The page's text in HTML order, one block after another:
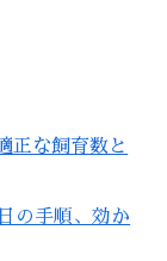
正な飼育数と
の手順、効か